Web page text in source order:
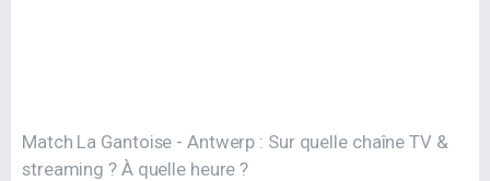
Match La Gantoise - Antwerp : Sur quelle chaîne TV &
streaming ? À quelle heure ?